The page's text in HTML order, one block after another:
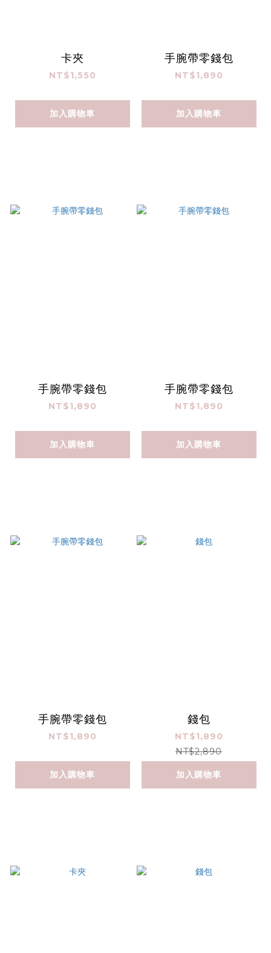
卡夾
NT$1,550
加入購物車
手腕帶零錢包
NT$1,890
加入購物車
手腕帶零錢包
NT$1,890
加入購物車
手腕帶零錢包
NT$1,890
加入購物車
手腕帶零錢包
NT$1,890
加入購物車
錢包
NT$1,890
NT$2,890
加入購物車